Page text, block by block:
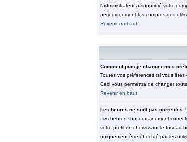
l'administrateur a supprimé votre
périodiquement les comptes des
Revenir en haut
Comment puis-je changer mes
Toutes vos préférences (si vous
Ceci vous permettra de changer
Revenir en haut
Les heures ne sont pas correctes !
Les heures sont certainement
votre profil en choisissant le fuseau
uniquement être effectué par les